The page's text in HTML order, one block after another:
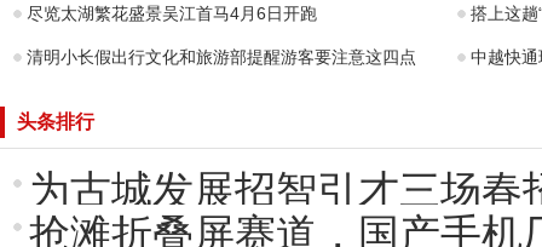
尽览太湖繁花盛景吴江首马4月6日开跑 搭上这趟
清明小长假出行文化和旅游部提醒游客要注意这四点 中越快
头条排行
为古城发展招智引才三场春
抢滩折叠屏赛道，国产手机